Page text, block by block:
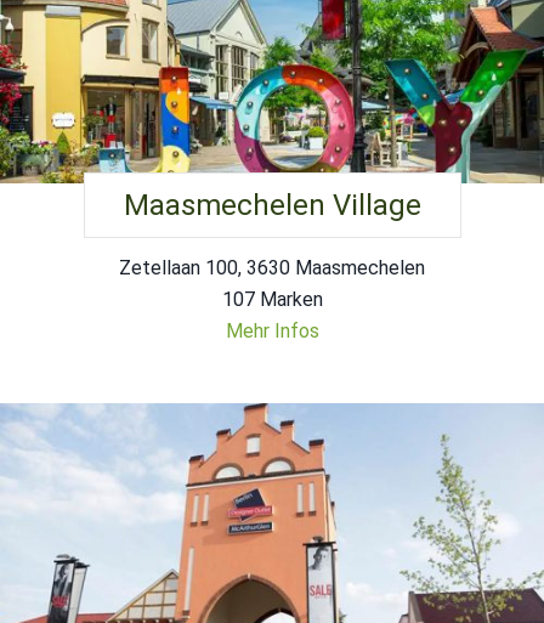
Maasmechelen Village
Zetellaan 100, 3630 Maasmechelen
107 Marken
Mehr Infos